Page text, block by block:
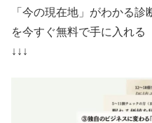
「今の現在地」がわかる診
を今すぐ無料で手に入れる
↓↓↓